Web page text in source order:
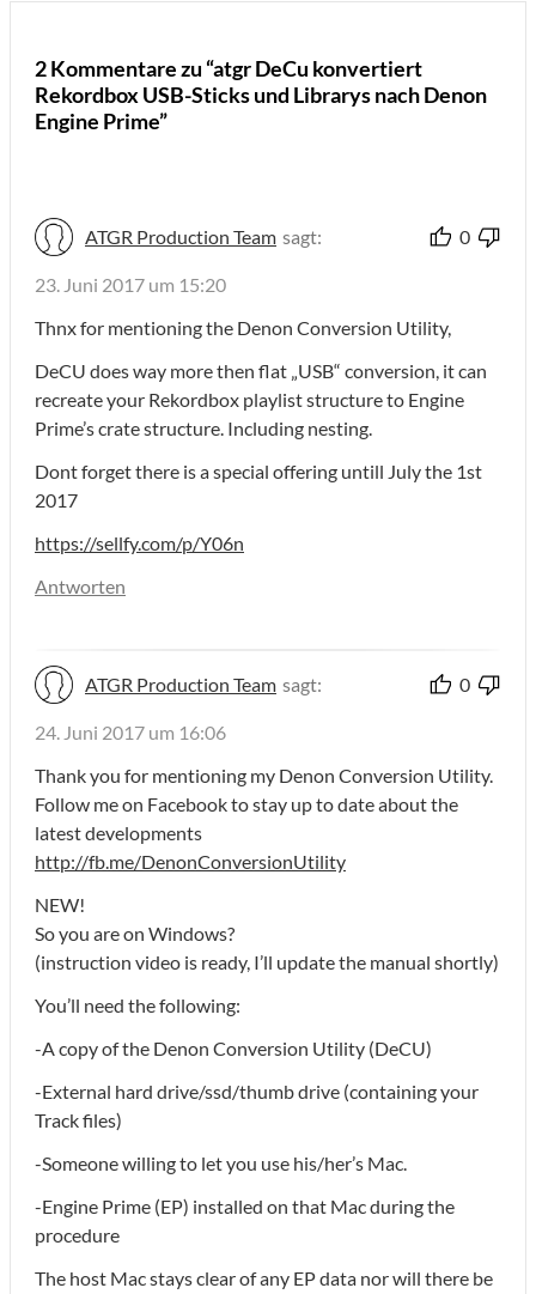
2 Kommentare zu “atgr DeCu konvertiert
Rekordbox USB-Sticks und Librarys nach Denon
Engine Prime”
ATGR Production Team sagt: 0
23. Juni 2017 um 15:20
Thnx for mentioning the Denon Conversion Utility,
DeCU does way more then flat „USB“ conversion, it can
recreate your Rekordbox playlist structure to Engine
Prime’s crate structure. Including nesting.
Dont forget there is a special offering untill July the 1st
2017
https://sellfy.com/p/Y06n
Antworten
ATGR Production Team sagt: 0
24. Juni 2017 um 16:06
Thank you for mentioning my Denon Conversion Utility.
Follow me on Facebook to stay up to date about the
latest developments
http://fb.me/DenonConversionUtility
NEW!
So you are on Windows?
(instruction video is ready, I’ll update the manual shortly)
You’ll need the following:
-A copy of the Denon Conversion Utility (DeCU)
-External hard drive/ssd/thumb drive (containing your
Track files)
-Someone willing to let you use his/her’s Mac.
-Engine Prime (EP) installed on that Mac during the
procedure
The host Mac stays clear of any EP data nor will there be